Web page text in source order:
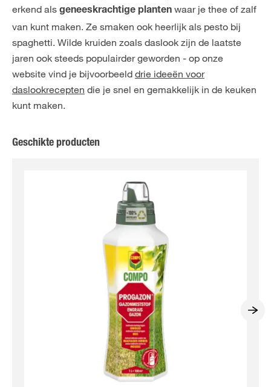
erkend als geneeskrachtige planten waar je thee of zalf
van kunt maken. Ze smaken ook heerlijk als pesto bij
spaghetti. Wilde kruiden zoals daslook zijn de laatste
jaren ook steeds populairder geworden - op onze
website vind je bijvoorbeeld drie ideeën voor
daslookrecepten die je snel en gemakkelijk in de keuken
kunt maken.
Geschikte producten